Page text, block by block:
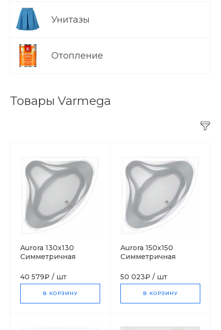
Унитазы
Отопление
Товары Varmega
Aurora 130x130
Симметричная
bath (Польша)
40 579₽ / шт
В КОРЗИНУ
Aurora 150x150
Симметричная
bath (Польша)
50 023₽ / шт
В КОРЗИНУ